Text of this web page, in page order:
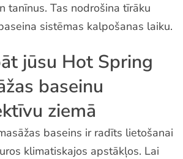
tanīnus. Tas nodrošina tīrāku
sistēmas kalpošanas laiku.
jūsu Hot Spring
baseinu
ziemā
baseins ir radīts lietošanai
klimatiskajos apstākļos. Lai